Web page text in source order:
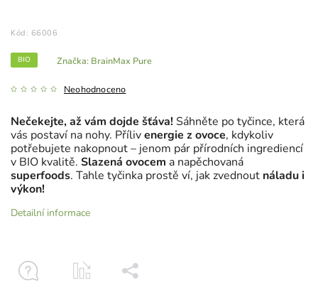
Kód: 66006
BIO
Neohodnoceno
Značka: BrainMax Pure
Nečekejte, až vám dojde šťáva! Sáhněte po tyčince, která
vás postaví na nohy. Přílivenergie z ovoce, kdykoliv
potřebujete nakopnout – jenom pár přírodních ingrediencí
v BIO kvalitě. Slazená ovocem a napěchovaná
superfoods. Tahle tyčinka prostě ví, jak zvednout náladu i
výkon!
Detailní informace